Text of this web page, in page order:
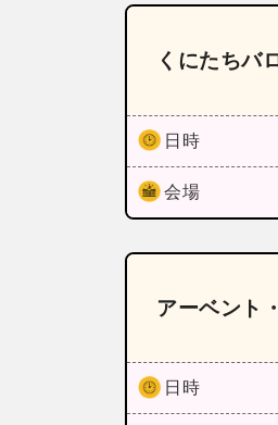
くにたちバ
日時
会場
アーベント
日時